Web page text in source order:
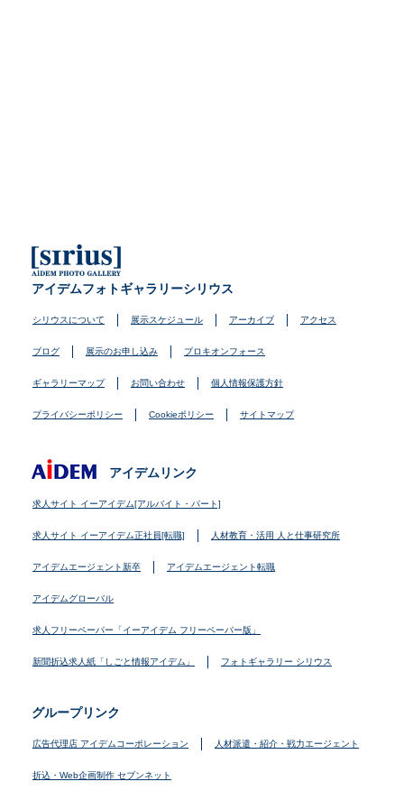
アイデムフォトギャラリーシリウス
シリウスについて 展示スケジュール アーカイブ アクセス
ブログ 展示のお申し込み プロキオンフォース
ギャラリーマップ お問い合わせ 個人情報保護方針
プライバシーポリシー Cookieポリシー サイトマップ
アイデムリンク
求人サイト イーアイデム[アルバイト・パート]
求人サイト イーアイデム正社員[転職] 人材教育・活用 人と仕事研究所
アイデムエージェント新卒 アイデムエージェント転職
アイデムグローバル
求人フリーペーパー「イーアイデム フリーペーパー版」
新聞折込求人紙「しごと情報アイデム」 フォトギャラリー シリウス
グループリンク
広告代理店 アイデムコーポレーション 人材派遣・紹介・戦力エージェント
折込・Web企画制作 セブンネット